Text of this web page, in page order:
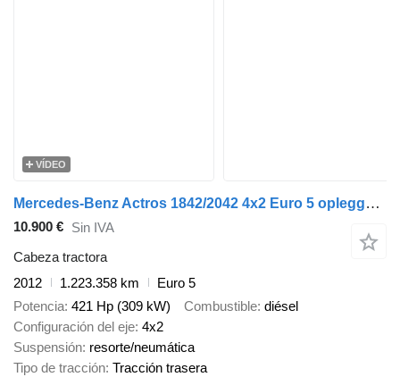
VÍDEO
Mercedes-Benz Actros 1842/2042 4x2 Euro 5 opleggertrekker met kipperhydrauliek
10.900 € Sin IVA
Cabeza tractora
2012
1.223.358 km
Euro 5
Potencia 421 Hp (309 kW) Combustible diésel
Configuración del eje 4x2
Suspensión resorte/neumática
Tipo de tracción Tracción trasera